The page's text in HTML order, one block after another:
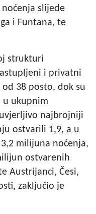
slijede
i Funtana, te
strukturi
i privatni
38 posto, dok su
u ukupnim
najbrojniji
ostvarili 1,9, a u
milijuna noćenja,
ostvarenih
Austrijanci, Česi,
zaključio je